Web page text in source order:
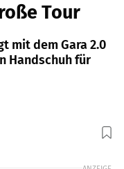
Tour
mit dem Gara 2.0
Handschuh für
Foto: IXS